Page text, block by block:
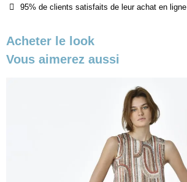
95% de clients satisfaits de leur achat en ligne
Acheter le look
Vous aimerez aussi